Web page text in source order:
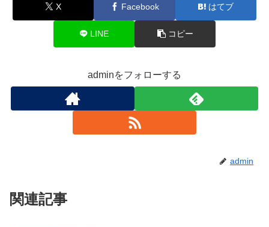
X Facebook はてブ
LINE コピー
adminをフォローする
admin
関連記事